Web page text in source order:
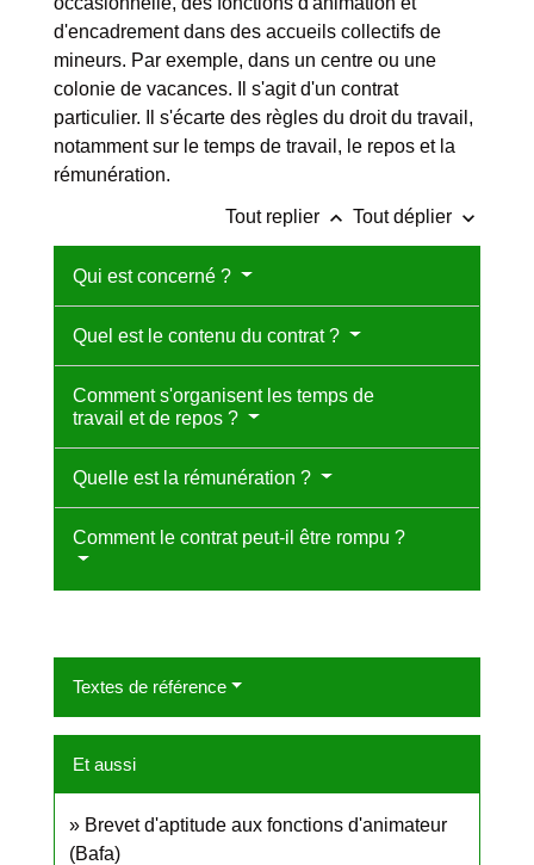
d'encadrement dans des accueils collectifs de
mineurs. Par exemple, dans un centre ou une
colonie de vacances. Il s'agit d'un contrat
particulier. Il s'écarte des règles du droit du travail,
notamment sur le temps de travail, le repos et la
rémunération.
Tout replier keyboard_arrow_up Tout déplier keyboard_arrow_down
Qui est concerné ?
Quel est le contenu du contrat ?
Comment s'organisent les temps de
travail et de repos ?
Quelle est la rémunération ?
Comment le contrat peut-il être rompu ?
Textes de référence
Et aussi
Brevet d'aptitude aux fonctions d'animateur
(Bafa)